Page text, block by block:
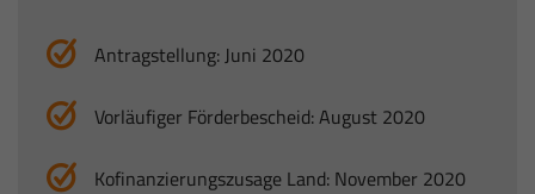
Antragstellung: Juni 2020
Vorläufiger Förderbescheid: August 2020
Kofinanzierungszusage Land: November 2020